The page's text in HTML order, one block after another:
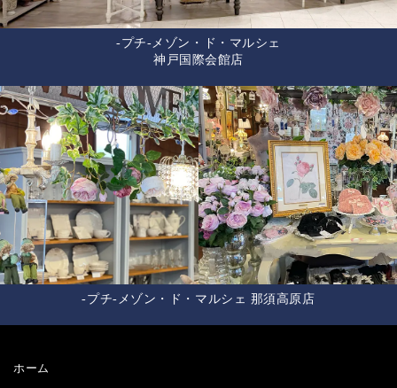
-プチ-メゾン・ド・マルシェ
神戸国際会館店
-プチ-メゾン・ド・マルシェ 那須高原店
ホーム